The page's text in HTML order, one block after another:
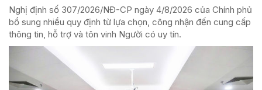
Nghị định số 307/2026/NĐ-CP ngày 4/8/2026 của Chính phủ
bổ sung nhiều quy định từ lựa chọn, công nhận đến cung cấp
thông tin, hỗ trợ và tôn vinh Người có uy tín.